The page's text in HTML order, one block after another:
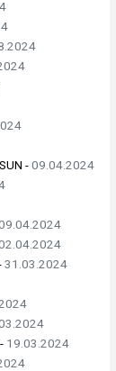
-09.04.2024
31.03.2024
19.03.2024